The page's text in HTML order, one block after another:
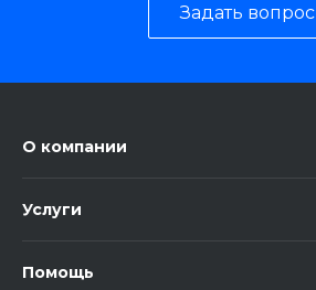
Задать вопрос
О компании
Услуги
Помощь